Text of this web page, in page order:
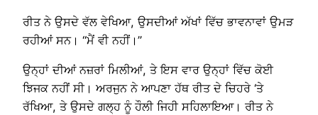
ਰੀਤ ਨੇ ਉਸਦੇ ਵੱਲ ਵੇਖਿਆ, ਉਸਦੀਆਂ ਅੱਖਾਂ ਵਿੱਚ ਭਾਵਨਾਵਾਂ ਉਮੜ
ਰਹੀਆਂ ਸਨ। “ਮੈਂ ਵੀ ਨਹੀਂ।”
ਉਨ੍ਹਾਂ ਦੀਆਂ ਨਜ਼ਰਾਂ ਮਿਲੀਆਂ, ਤੇ ਇਸ ਵਾਰ ਉਨ੍ਹਾਂ ਵਿੱਚ ਕੋਈ
ਝਿਜਕ ਨਹੀਂ ਸੀ। ਅਰਜੁਨ ਨੇ ਆਪਣਾ ਹੱਥ ਰੀਤ ਦੇ ਚਿਹਰੇ ‘ਤੇ
ਰੱਖਿਆ, ਤੇ ਉਸਦੇ ਗਲ੍ਹ ਨੂੰ ਹੌਲੀ ਜਿਹੀ ਸਹਿਲਾਇਆ। ਰੀਤ ਨੇ